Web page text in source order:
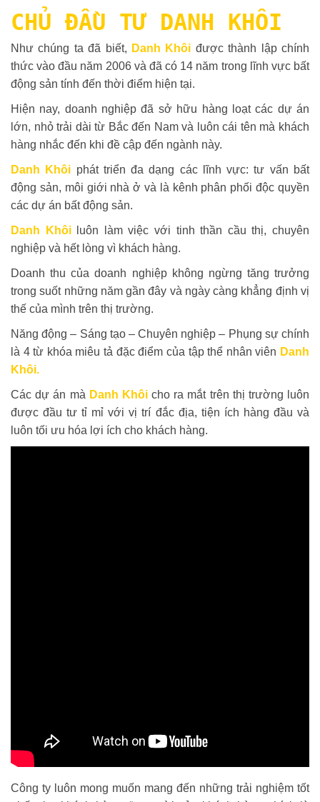
CHỦ ĐẦU TƯ DANH KHÔI
Như chúng ta đã biết, Danh Khôi được thành lập chính
thức vào đầu năm 2006 và đã có 14 năm trong lĩnh vực bất
động sản tính đến thời điểm hiện tại.
Hiện nay, doanh nghiệp đã sở hữu hàng loạt các dự án
lớn, nhỏ trải dài từ Bắc đến Nam và luôn cái tên mà khách
hàng nhắc đến khi đề cập đến ngành này.
Danh Khôi phát triển đa dạng các lĩnh vực: tư vấn bất
động sản, môi giới nhà ở và là kênh phân phối độc quyền
các dự án bất động sản.
Danh Khôiluôn làm việc với tinh thần cầu thị, chuyên
nghiệp và hết lòng vì khách hàng.
Doanh thu của doanh nghiệp không ngừng tăng trưởng
trong suốt những năm gần đây và ngày càng khẳng định vị
thế của mình trên thị trường.
Năng động – Sáng tạo – Chuyên nghiệp – Phụng sự chính
là 4 từ khóa miêu tả đặc điểm của tập thể nhân viên Danh
Khôi.
Các dự án mà Danh Khôicho ra mắt trên thị trường luôn
được đầu tư tỉ mỉ với vị trí đắc địa, tiện ích hàng đầu và
luôn tối ưu hóa lợi ích cho khách hàng.
Công ty luôn mong muốn mang đến những trải nghiệm tốt